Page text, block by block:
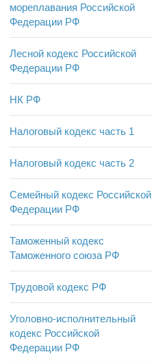
мореплавания Российской
Федерации РФ
Лесной кодекс Российской
Федерации РФ
НК РФ
Налоговый кодекс часть 1
Налоговый кодекс часть 2
Семейный кодекс Российской
Федерации РФ
Таможенный кодекс
Таможенного союза РФ
Трудовой кодекс РФ
Уголовно-исполнительный
кодекс Российской
Федерации РФ